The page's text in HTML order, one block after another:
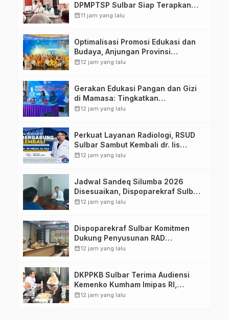
DPMPTSP Sulbar Siap Terapkan
Aplikasi FLEKSI ASN
calendar_month11 jam yang lalu
Optimalisasi Promosi Edukasi dan
Budaya, Anjungan Provinsi
Sulawesi Barat Perkuat Kolaborasi
calendar_month12 jam yang lalu
Gerakan Edukasi Pangan dan Gizi
di Mamasa: Tingkatkan
Pengetahuan dan Keterampilan
calendar_month12 jam yang lalu
Perkuat Layanan Radiologi, RSUD
Sulbar Sambut Kembali dr. Iis
Imelda, Sp.Rad
calendar_month12 jam yang lalu
Jadwal Sandeq Silumba 2026
Disesuaikan, Dispoparekraf Sulbar
Pastikan Persiapan Tetap
calendar_month12 jam yang lalu
Dispoparekraf Sulbar Komitmen
Dukung Penyusunan RAD
TPB/SDGs Sulawesi Barat
calendar_month12 jam yang lalu
DKPPKB Sulbar Terima Audiensi
Kemenko Kumham Imipas RI,
Perkuat Pelayanan Kesehatan bagi
calendar_month12 jam yang lalu